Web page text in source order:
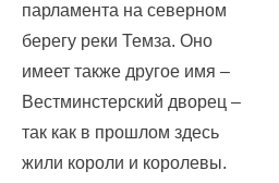
парламента на северном
берегу реки Темза. Оно
имеет также другое имя –
Вестминстерский дворец –
так как в прошлом здесь
жили короли и королевы.